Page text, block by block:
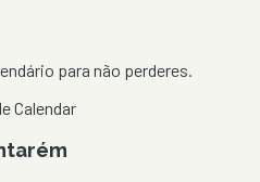
para não perderes.
Calendar